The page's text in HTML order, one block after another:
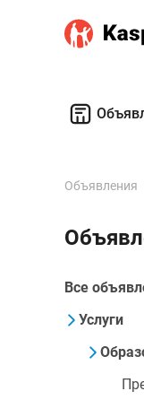
Объявления
Все
Услуги